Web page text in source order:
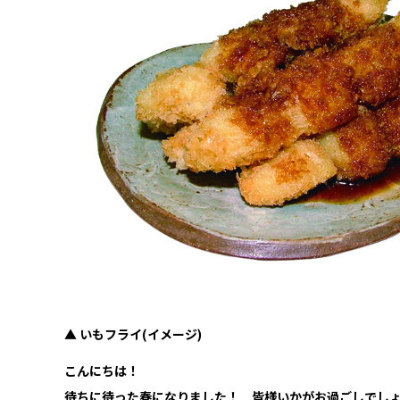
▲ いもフライ(イメージ)
こんにちは！
待ちに待った春になりました！ 皆様いかがお過ごしでし